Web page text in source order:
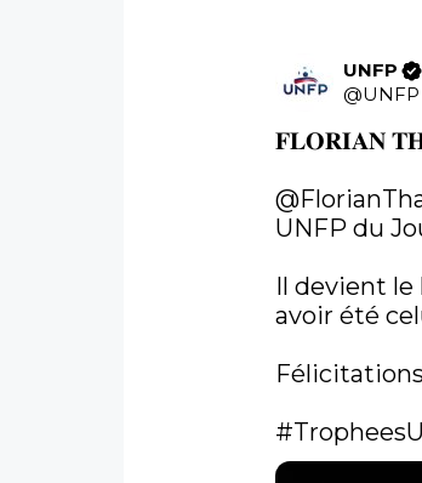
UNFP
@UNFP
𝐅𝐋𝐎𝐑𝐈𝐀𝐍
UNFP du
Il devient le
avoir été